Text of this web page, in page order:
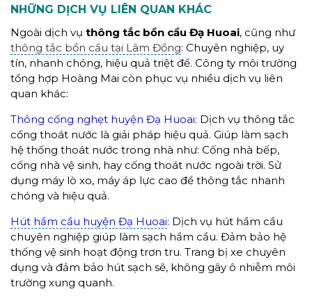
NHỮNG DỊCH VỤ LIÊN QUAN KHÁC
Ngoài dịch vụ thông tắc bồn cầu Đạ Huoai, cũng như
thông tắc bồn cầu tại Lâm Đồng: Chuyên nghiệp, uy
tín, nhanh chóng, hiệu quả triệt để. Công ty môi trường
tổng hợp Hoàng Mai còn phục vụ nhiều dịch vụ liên
quan khác:
Thông cống nghẹt huyện Đạ Huoai: Dịch vụ thông tắc
cống thoát nước là giải pháp hiệu quả. Giúp làm sạch
hệ thống thoát nước trong nhà như: Cống nhà bếp,
cống nhà vệ sinh, hay cống thoát nước ngoài trời. Sử
dụng máy lò xo, máy áp lực cao để thông tắc nhanh
chóng và hiệu quả.
Hút hầm cầu huyện Đạ Huoai: Dịch vụ hút hầm cầu
chuyên nghiệp giúp làm sạch hầm cầu. Đảm bảo hệ
thống vệ sinh hoạt động trơn tru. Trang bị xe chuyên
dụng và đảm bảo hút sạch sẽ, không gây ô nhiễm môi
trường xung quanh.